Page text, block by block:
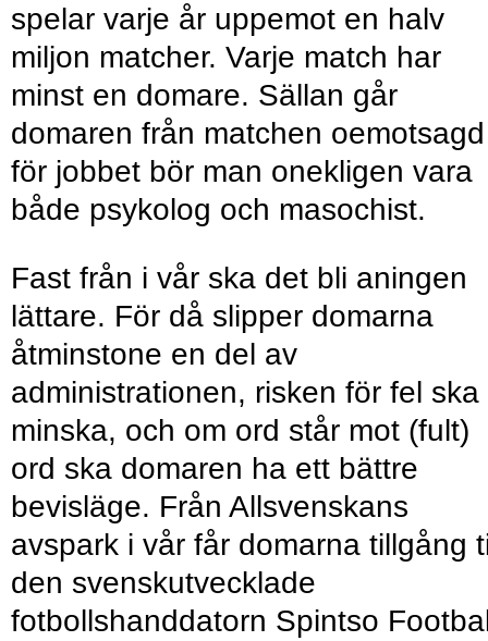
spelar varje år uppemot en halv
miljon matcher. Varje match har
minst en domare. Sällan går
domaren från matchen
för jobbet bör man onekligen vara
både psykolog och masochist.
Fast från i vår ska det bli aningen
lättare. För då slipper domarna
åtminstone en del av
administrationen, risken för fel ska
minska, och om ord står mot (fult)
ord ska domaren ha ett bättre
bevisläge. Från Allsvenskans
avspark i vår får domarna tillgång
den svenskutvecklade
fotbollshanddatorn Spintso